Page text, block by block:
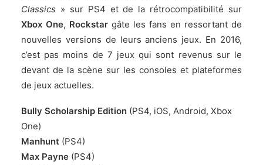
Classics » sur PS4 et de la rétrocompatibilité sur
Xbox One, Rockstar gâte les fans en ressortant de
nouvelles versions de leurs anciens jeux. En 2016,
c’est pas moins de 7 jeux qui sont revenus sur le
devant de la scène sur les consoles et plateformes
de jeux actuelles.
Bully Scholarship Edition (PS4, iOS, Android, Xbox
One)
Manhunt (PS4)
Max Payne (PS4)